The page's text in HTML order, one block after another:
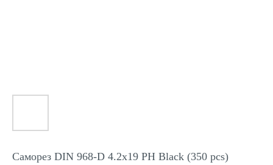
Саморез DIN 968-D 4.2x19 PH Black (350 pcs)